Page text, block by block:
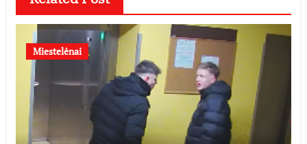
Miestelėnai